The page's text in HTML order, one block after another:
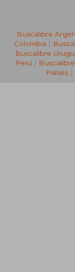
Buscalibre
Colombia |
Buscalibre
Perú |
Países |